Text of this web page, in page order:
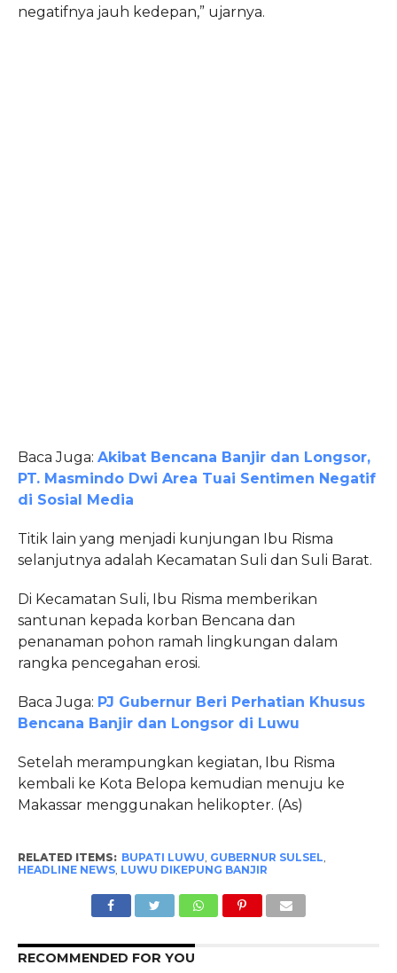
negatifnya jauh kedepan,” ujarnya.
Baca Juga: Akibat Bencana Banjir dan Longsor,
PT. Masmindo Dwi Area Tuai Sentimen Negatif
di Sosial Media
Titik lain yang menjadi kunjungan Ibu Risma
selanjutnya adalah Kecamatan Suli dan Suli Barat.
Di Kecamatan Suli, Ibu Risma memberikan
santunan kepada korban Bencana dan
penanaman pohon ramah lingkungan dalam
rangka pencegahan erosi.
Baca Juga: PJ Gubernur Beri Perhatian Khusus
Bencana Banjir dan Longsor di Luwu
Setelah merampungkan kegiatan, Ibu Risma
kembali ke Kota Belopa kemudian menuju ke
Makassar menggunakan helikopter. (As)
RELATED ITEMS: BUPATI LUWU GUBERNUR SULSEL
HEADLINE NEWS, LUWU DIKEPUNG BANJIR
RECOMMENDED FOR YOU